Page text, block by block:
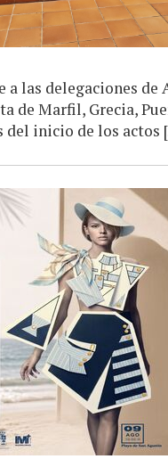
a las delegaciones de
de Marfil, Grecia,
del inicio de los actos